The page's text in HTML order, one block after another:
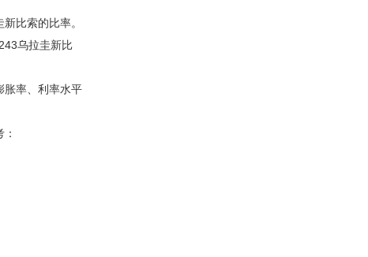
比索的比率。
乌拉圭新比
胀率、利率水平